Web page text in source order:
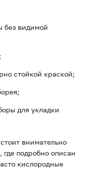
без видимой
стойкой краской;
для укладки
внимательно
подробно описан
кислородные